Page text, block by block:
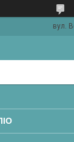
вул.